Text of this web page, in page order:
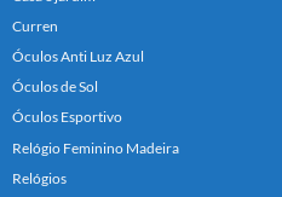
Curren
Óculos Anti Luz Azul
Óculos de Sol
Óculos Esportivo
Relógio Feminino Madeira
Relógios